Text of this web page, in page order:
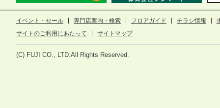
イベント・セール 専門店案内・検索 フロアガイド チラシ情報
サイトのご利用にあたって
サイトマップ
(C) FUJI CO., LTD.All Rights Reserved.